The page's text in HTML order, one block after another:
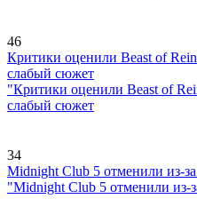
46
Критики оценили Beast of
слабый сюжет
"Критики оценили Beast of
слабый сюжет
34
Midnight Club 5 отменили из-
"Midnight Club 5 отменили из-